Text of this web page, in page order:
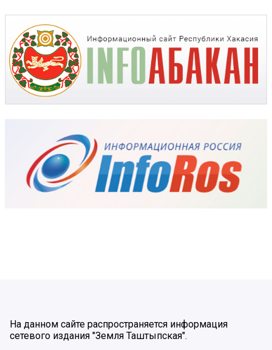
На данном сайте распространяется информация
сетевого издания "Земля Таштыпская".